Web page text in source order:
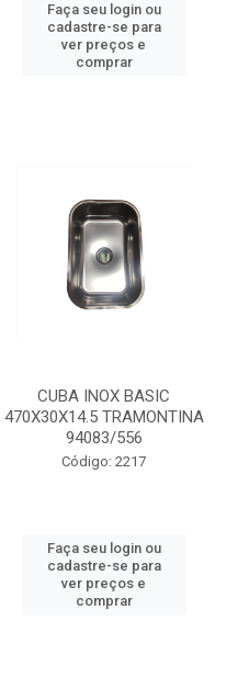
Faça seu login ou
cadastre-se para
ver preços e
comprar
CUBA INOX BASIC
470X30X14.5 TRAMONTINA
94083/556
Código: 2217
Faça seu login ou
cadastre-se para
ver preços e
comprar